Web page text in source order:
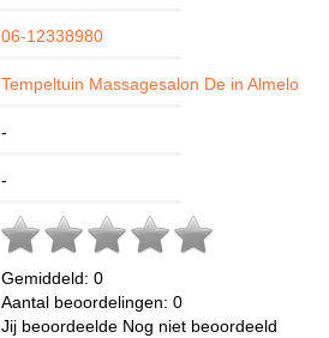
06-12338980
Tempeltuin Massagesalon De in Almelo
-
-
Gemiddeld: 0
Aantal beoordelingen: 0
Jij beoordeelde Nog niet beoordeeld